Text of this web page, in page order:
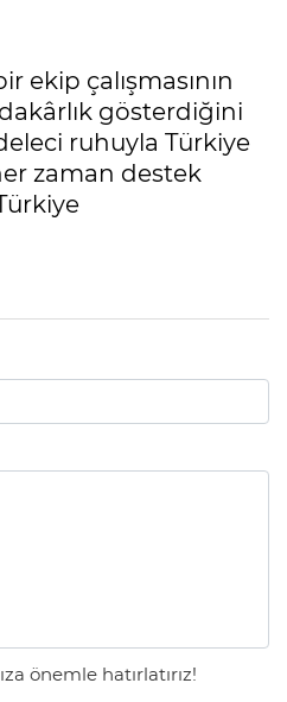
ekip çalışmasının
gösterdiğini
ruhuyla Türkiye
zaman destek
önemle hatırlatırız!